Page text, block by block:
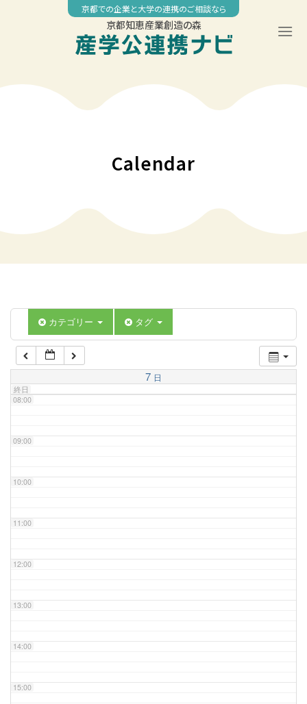
京都での企業と大学の連携のご相談なら
京都知恵産業創造の森
Calendar
カテゴリー タグ
7 日
終日
04:00
07:00
08:00
09:00
10:00
11:00
12:00
13:00
14:00
15:00